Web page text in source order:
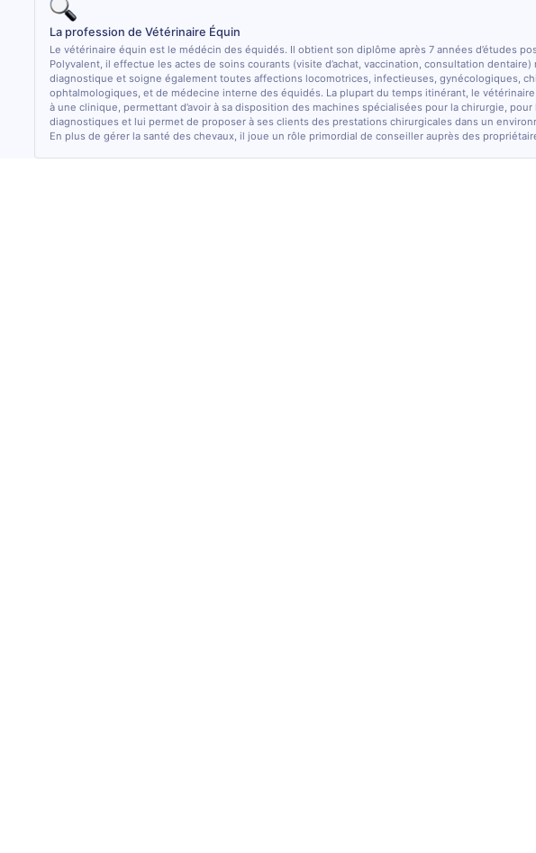
La profession de Vétérinaire Équin
Le vétérinaire équin est le médécin des équidés. Il obtient son diplôme après 7 années d’études
Polyvalent, il effectue les actes de soins courants (visite d’achat, vaccination, consultation dentaire)
diagnostique et soigne également toutes affections locomotrices, infectieuses, gynécologiques,
ophtalmologiques, et de médecine interne des équidés. La plupart du temps itinérant, le
à une clinique, permettant d’avoir à sa disposition des machines spécialisées pour la chirurgie,
diagnostiques et lui permet de proposer à ses clients des prestations chirurgicales dans un
En plus de gérer la santé des chevaux, il joue un rôle primordial de conseiller auprès des